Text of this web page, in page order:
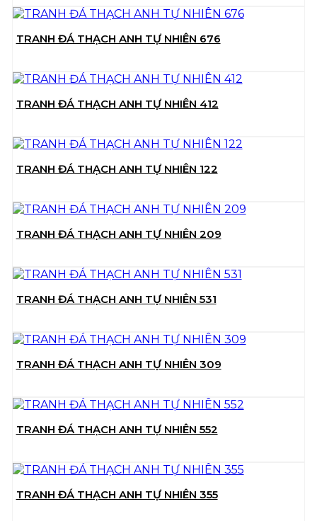
TRANH ĐÁ THẠCH ANH TỰ NHIÊN 676
TRANH ĐÁ THẠCH ANH TỰ NHIÊN 412
TRANH ĐÁ THẠCH ANH TỰ NHIÊN 122
TRANH ĐÁ THẠCH ANH TỰ NHIÊN 209
TRANH ĐÁ THẠCH ANH TỰ NHIÊN 531
TRANH ĐÁ THẠCH ANH TỰ NHIÊN 309
TRANH ĐÁ THẠCH ANH TỰ NHIÊN 552
TRANH ĐÁ THẠCH ANH TỰ NHIÊN 355